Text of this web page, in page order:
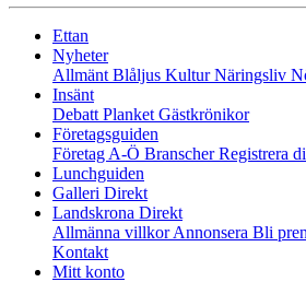
Ettan
Nyheter
Allmänt Blåljus KulturNäringsliv
Insänt
Debatt Planket Gästkrönikor
Företagsguiden
Företag A-Ö BranscherRegistrera
Lunchguiden
Galleri Direkt
Landskrona Direkt
Allmänna villkorAnnonsera Bli
Kontakt
Mitt konto